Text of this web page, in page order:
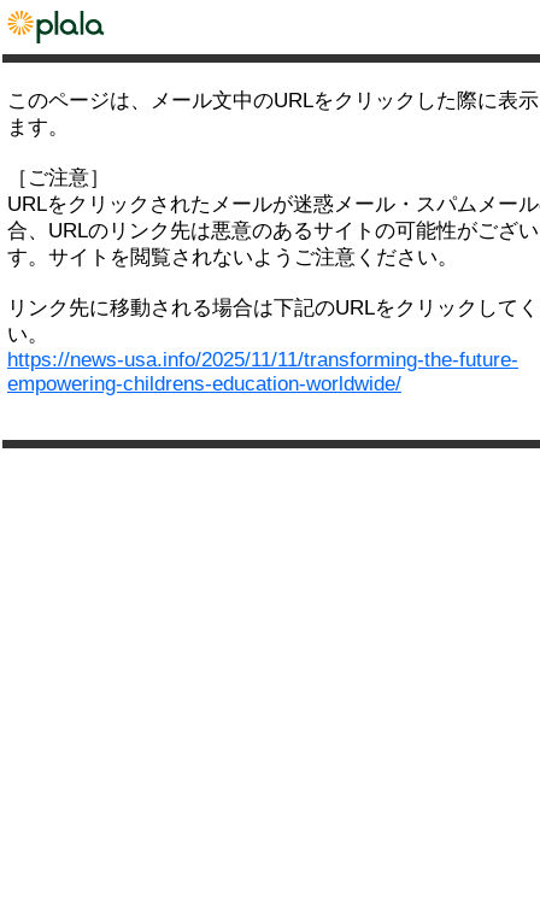
このページは、メール文中のURLをクリックした際に表
ます。
［ご注意］
URLをクリックされたメールが迷惑メール・スパムメー
合、URLのリンク先は悪意のあるサイトの可能性がござ
す。サイトを閲覧されないようご注意ください。
リンク先に移動される場合は下記のURLをクリックして
い。
https://news-usa.info/2025/11/11/transforming-the-future-
empowering-childrens-education-worldwide/